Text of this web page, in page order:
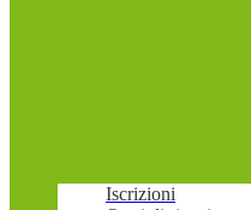
Iscrizioni